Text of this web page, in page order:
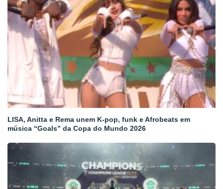
LISA, Anitta e Rema unem K-pop, funk e Afrobeats em
música “Goals” da Copa do Mundo 2026